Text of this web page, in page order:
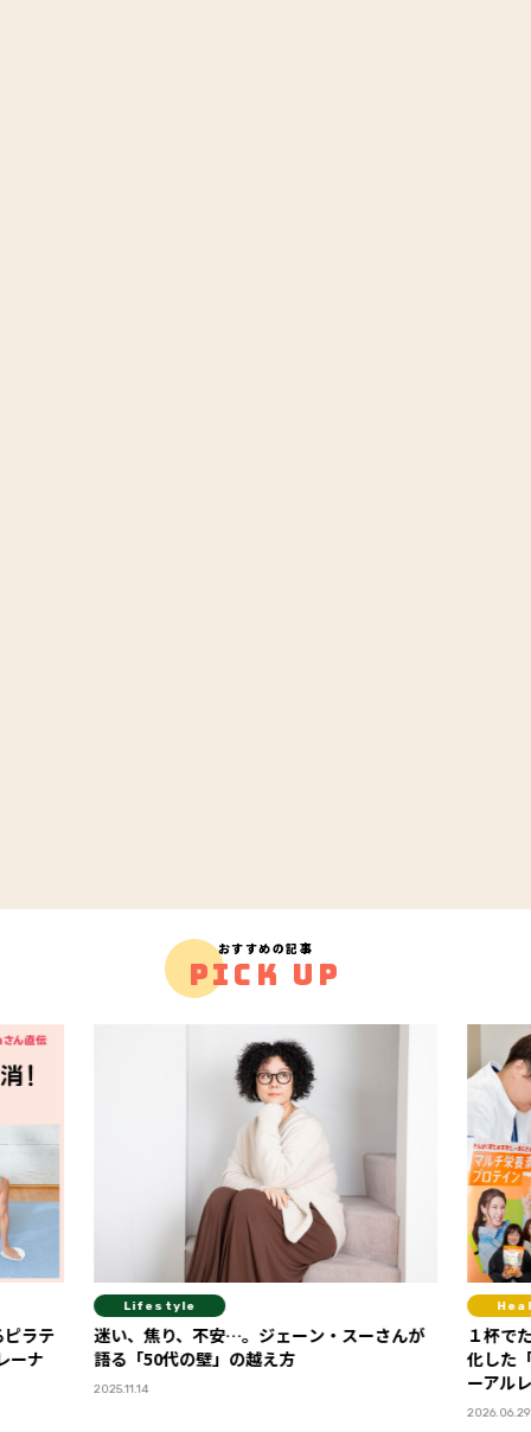
おすすめの記事
PICK UP
ピラテ
ーナ
Lifestyle
迷い、焦り、不安…。ジェーン・スーさんが
語る「50代の壁」の越え方
2025.11.14
１杯で
化した
ーアル
2026.06.29